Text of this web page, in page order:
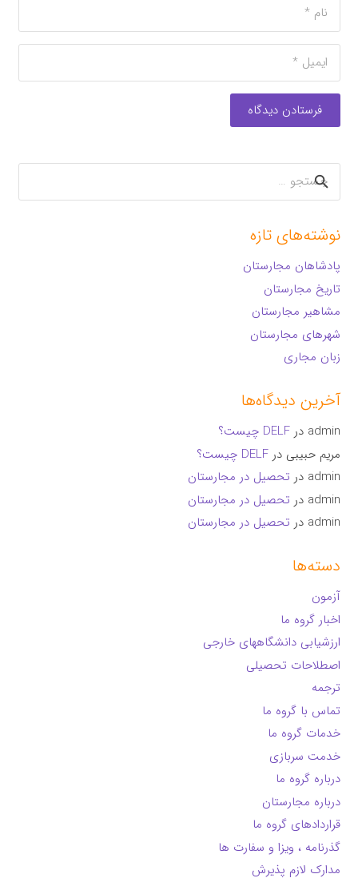
فرستادن دیدگاه
جستجو
برای:
نوشته‌های تازه
پادشاهان مجارستان
تاریخ مجارستان
مشاهیر مجارستان
شهرهای مجارستان
زبان مجاری
آخرین دیدگاه‌ها
admin درDELF چیست؟
مریم حبیبی درDELF چیست؟
admin در تحصیل در مجارستان
admin در تحصیل در مجارستان
admin در تحصیل در مجارستان
دسته‌ها
آزمون
اخبار گروه ما
ارزشیابی دانشگاههای خارجی
اصطلاحات تحصیلی
ترجمه
تماس با گروه ما
خدمات گروه ما
خدمت سربازی
درباره گروه ما
درباره مجارستان
قراردادهای گروه ما
گذرنامه ، ویزا و سفارت ها
مدارک لازم پذیرش